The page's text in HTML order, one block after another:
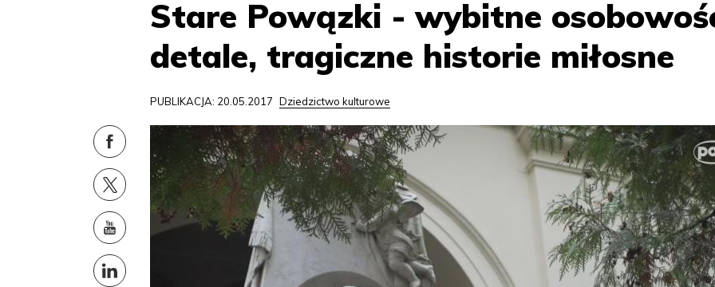
Stare Powązki - wybitne
detale, tragiczne historie miłosne
PUBLIKACJA: 20.05.2017 Dziedzictwo kulturowe